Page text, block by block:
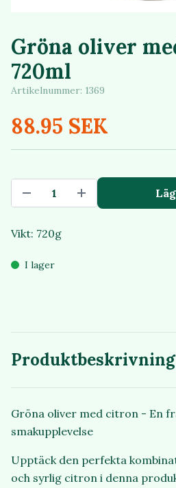
Gröna oliver
720ml
Artikelnummer: 1369
88.95 SEK
Vikt: 720g
I lager
Produktbeskrivning
Gröna oliver med citron - En
smakupplevelse
Upptäck den perfekta
och syrlig citron i denna